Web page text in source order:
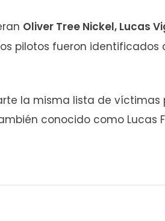
Oliver Tree Nickel, Lucas
pilotos fueron identificados
la misma lista de víctimas
conocido como Lucas